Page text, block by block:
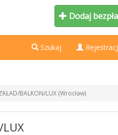
Dodaj
Szukaj
BALKON/LUX (Wrocław)